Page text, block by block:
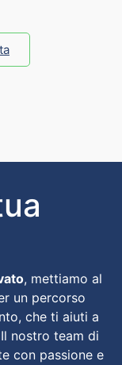
, mettiamo al
un percorso
che ti aiuti a
nostro team di
con passione e